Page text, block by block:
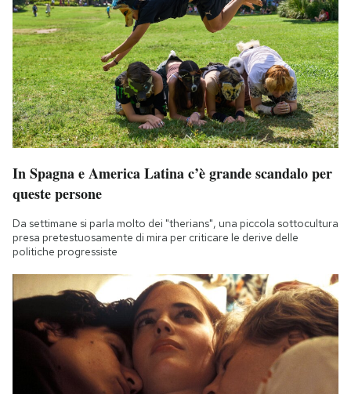
AREA PERSONALE
Area Personale
Newsletter
Notifiche mobile
Regala il Post
Hai bisogno di aiuto?
In Spagna e America Latina c’è grande scandalo per
queste persone
Da settimane si parla molto dei "therians", una piccola sottocultura
presa pretestuosamente di mira per criticare le derive delle
politiche progressiste